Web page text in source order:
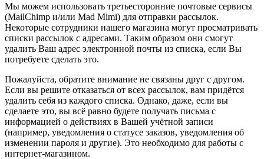
Мы можем использовать третьесторонние почтовые сервисы
(MailChimp и/или Mad Mimi) для отправки рассылок.
Некоторые сотрудники нашего магазина могут просматривать
списки рассылок с адресами. Таким образом они смогут
удалить Ваш адрес электронной почты из списка, если Вы
потребуете сделать это.
Пожалуйста, обратите внимание не связаны друг с другом.
Если вы решите отказаться от всех рассылок, вам придётся
удалить себя из каждого списка. Однако, даже, если вы
сделаете это, вы всё равно будете получать письма с
информацией о действиях в Вашей учётной записи
(например, уведомления о статусе заказов, уведомления об
изменении пароля и другие). Это необходимо для работы с
интернет-магазином.